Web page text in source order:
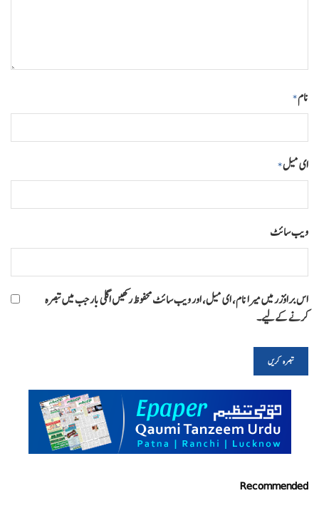
نام*
ای میل*
ویب‌ سائٹ
اس براؤزر میں میرا نام، ای میل، اور ویب سائٹ محفوظ رکھیں اگلی بار جب میں تبصرہ
کرنے کےلیے۔
Recommended